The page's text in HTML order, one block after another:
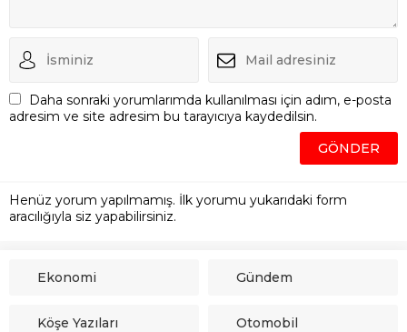
Daha sonraki yorumlarımda kullanılması için adım, e-posta
adresim ve site adresim bu tarayıcıya kaydedilsin.
Henüz yorum yapılmamış. İlk yorumu yukarıdaki form
aracılığıyla siz yapabilirsiniz.
Ekonomi Gündem
Köşe Yazıları Otomobil